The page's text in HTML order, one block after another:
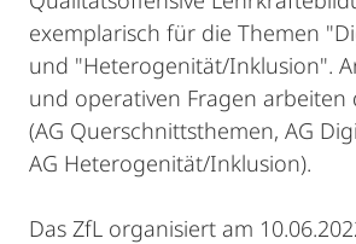
exemplarisch für die Themen
und "Heterogenität/Inklusion".
und operativen Fragen arbeiten
(AG Querschnittsthemen, AG
AG Heterogenität/Inklusion).
Das ZfL organisiert am